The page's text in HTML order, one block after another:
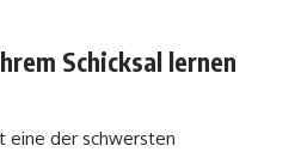
Schicksal lernen
eine der schwersten